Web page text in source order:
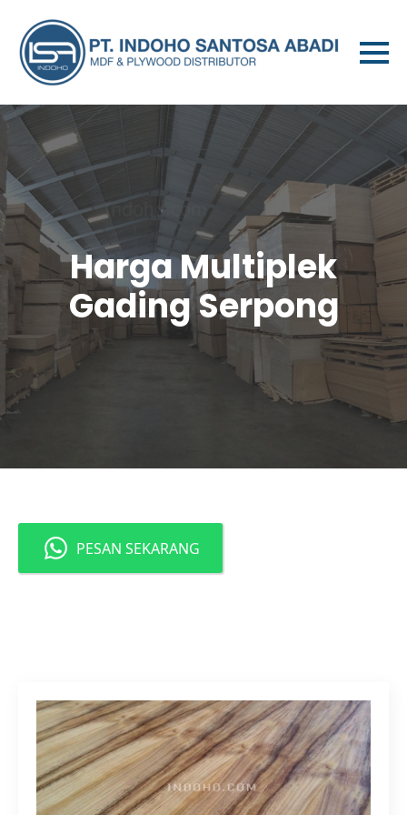
Harga Multiplek
Gading Serpong
PESAN SEKARANG